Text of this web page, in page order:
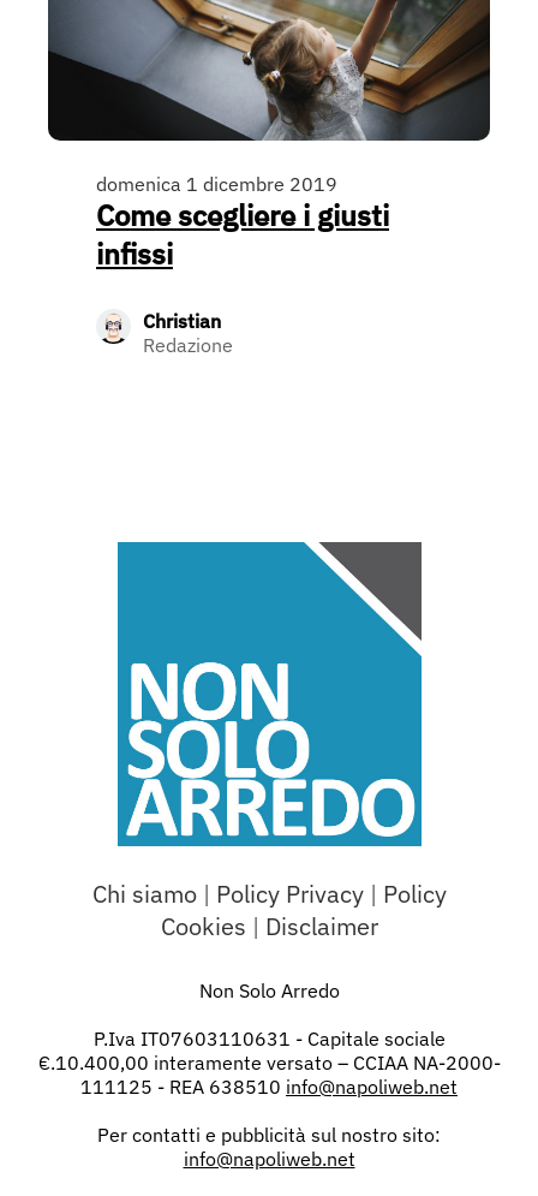
domenica 1 dicembre 2019
Come scegliere i giusti
infissi
Christian
Redazione
Chi siamo| Policy Privacy| Policy
Cookies | Disclaimer
Non Solo Arredo
P.Iva IT07603110631 - Capitale sociale
€.10.400,00 interamente versato – CCIAA NA-2000-
111125 - REA 638510 info@napoliweb.net
Per contatti e pubblicità sul nostro sito:
info@napoliweb.net